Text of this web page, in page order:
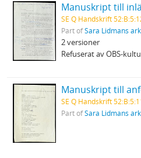
SE Q Handskrift
Part ofSara Lidmans
2 versioner
Refuserat av OBS-
SE Q Handskrift
Part ofSara Lidmans